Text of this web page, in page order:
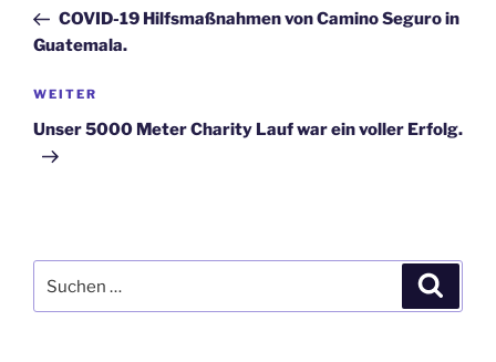
Beitrag
COVID-19 Hilfsmaßnahmen von Camino Seguro in
Guatemala.
Nächster
Beitrag
WEITER
Unser 5000 Meter Charity Lauf war ein voller Erfolg.
nach: